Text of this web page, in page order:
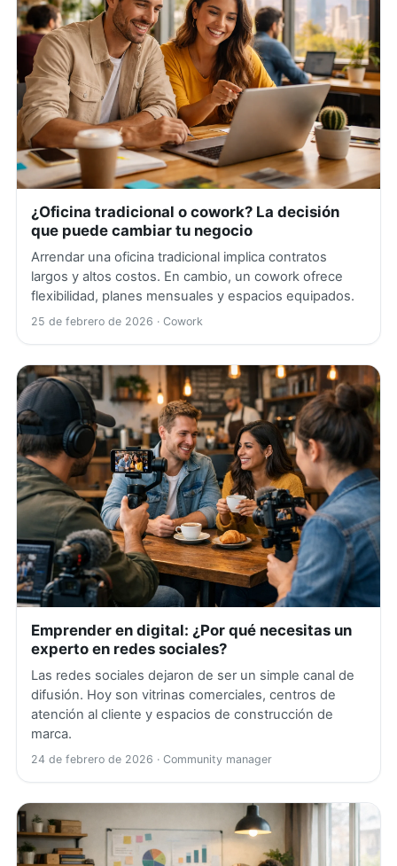
¿Oficina tradicional o cowork? La decisión
que puede cambiar tu negocio
Arrendar una oficina tradicional implica contratos
largos y altos costos. En cambio, un cowork ofrece
flexibilidad, planes mensuales y espacios equipados.
25 de febrero de 2026 · Cowork
Emprender en digital: ¿Por qué necesitas un
experto en redes sociales?
Las redes sociales dejaron de ser un simple canal de
difusión. Hoy son vitrinas comerciales, centros de
atención al cliente y espacios de construcción de
marca.
24 de febrero de 2026 · Community manager